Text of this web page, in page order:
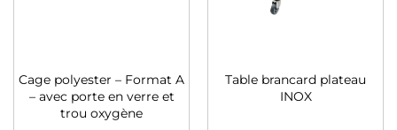
Cage polyester – Format A
– avec porte en verre et
trou oxygène
Table brancard plateau
INOX